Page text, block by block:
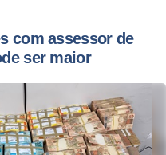
com assessor de
ser maior